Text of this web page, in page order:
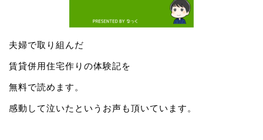
夫婦で取り組んだ
賃貸併用住宅作りの体験記を
無料で読めます。
感動して泣いたというお声も頂いています。